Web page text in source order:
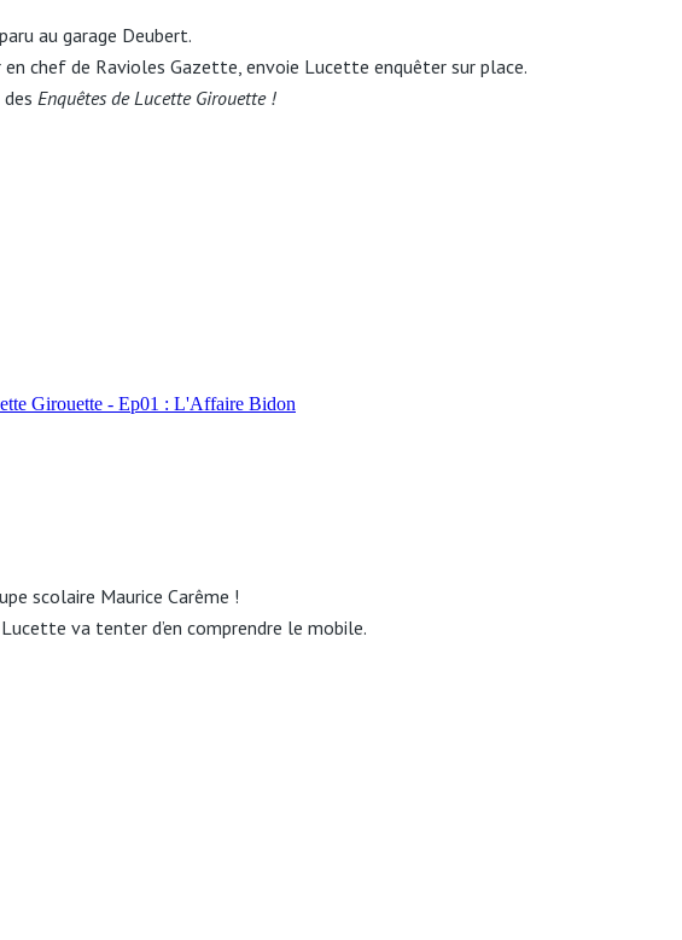
au garage Deubert.
chef de Ravioles Gazette, envoie Lucette enquêter sur place.
des Enquêtes de Lucette Girouette !
scolaire Maurice Carême !
Lucette va tenter d’en comprendre le mobile.